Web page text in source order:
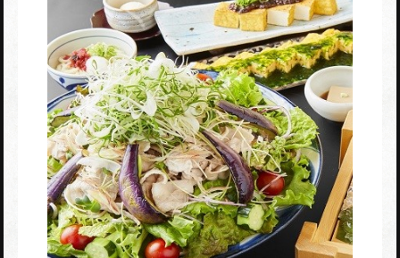
赤坂店
神田駅前店